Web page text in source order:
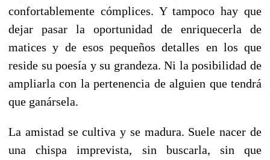
confortablemente cómplices. Y tampoco hay que
dejar pasar la oportunidad de enriquecerla de
matices y de esos pequeños detalles en los que
reside su poesía y su grandeza. Ni la posibilidad de
ampliarla con la pertenencia de alguien que tendrá
que ganársela.
La amistad se cultiva y se madura. Suele nacer de
una chispa imprevista, sin buscarla, sin que